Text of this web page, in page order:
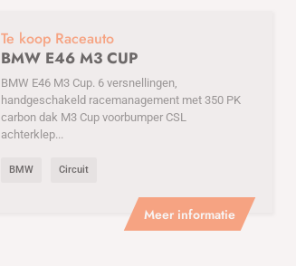
Meer informatie
Te koop Raceauto
BMW E46 M3 CUP
BMW E46 M3 Cup. 6 versnellingen,
handgeschakeld racemanagement met 350 PK
carbon dak M3 Cup voorbumper CSL
achterklep...
BMW Circuit